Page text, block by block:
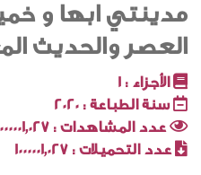
مدينتي ابها و
العصر والحديث
الأجزاء : 1
سنة الطباعة : 2020
عدد المشاهدات :
عدد التحميلات : 1000001٬027